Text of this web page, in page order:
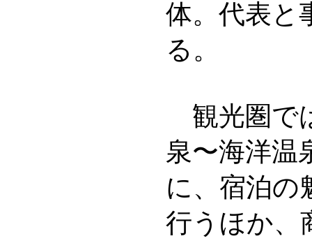
体。代表と
る。
観光圏で
泉〜海洋温
に、宿泊の
行うほか、